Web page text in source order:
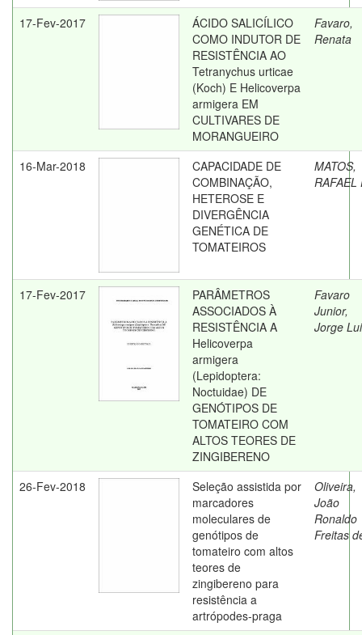
17-Fev-2017
ÁCIDO SALICÍLICO
COMO INDUTOR DE
RESISTÊNCIA AO
Tetranychus urticae
(Koch) E Helicoverpa
armigera EM
CULTIVARES DE
MORANGUEIRO
Favaro,
Renata
16-Mar-2018
CAPACIDADE DE
COMBINAÇÃO,
HETEROSE E
DIVERGÊNCIA
GENÉTICA DE
TOMATEIROS
MATOS,
RAFAEL
17-Fev-2017
PARÂMETROS
ASSOCIADOS À
RESISTÊNCIA A
Helicoverpa
armigera
(Lepidoptera:
Noctuidae) DE
GENÓTIPOS DE
TOMATEIRO COM
ALTOS TEORES DE
ZINGIBERENO
Favaro
Junior,
Jorge
26-Fev-2018
Seleção assistida por
marcadores
moleculares de
genótipos de
tomateiro com altos
teores de
zingibereno para
resistência a
artrópodes-praga
Oliveira,
João
Ronaldo
Freitas